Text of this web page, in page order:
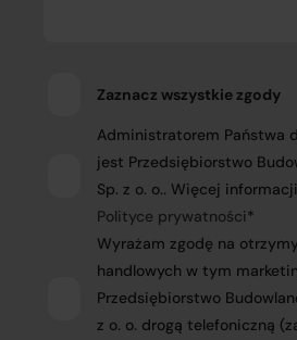
Zaznacz wszystkie zgody
Administratorem Państwa
jest Przedsiębiorstwo
Sp. z o. o.. Więcej
Polityce prywatności*
Wyrażam zgodę na
handlowych w tym
Przedsiębiorstwo
z o. o. drogą telefoniczną